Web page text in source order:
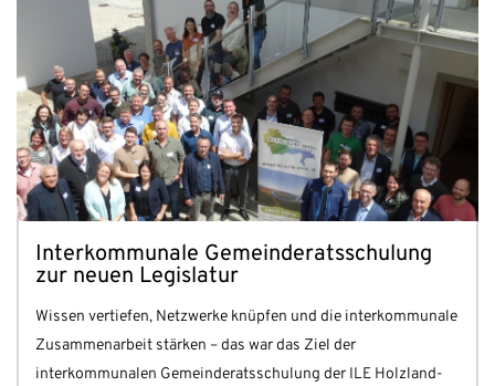
Interkommunale Gemeinderatsschulung
zur neuen Legislatur
Wissen vertiefen, Netzwerke knüpfen und die interkommunale
Zusammenarbeit stärken – das war das Ziel der
interkommunalen Gemeinderatsschulung der ILE Holzland-